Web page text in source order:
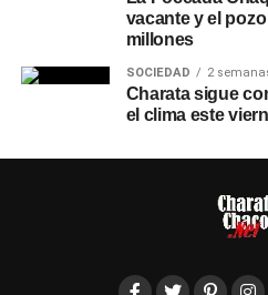
vacante y el
millones
SOCIEDAD 2
Charata sigue
el clima este